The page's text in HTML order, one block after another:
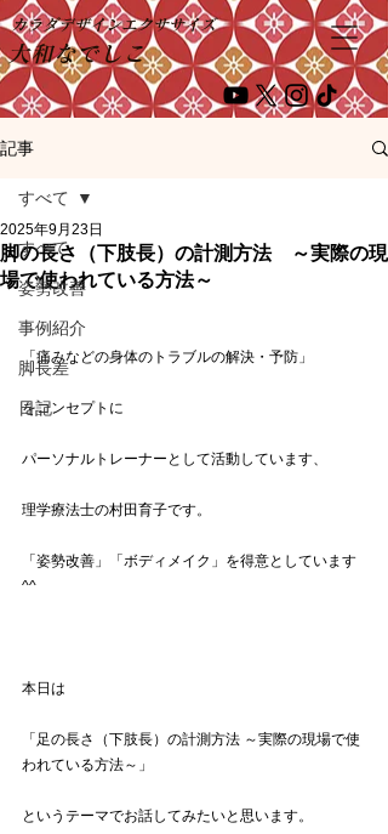
カラダデザインエクササイズ
大和なでしこ
記事
すべて
姿勢改善
事例紹介
脚長差
日記
すべて
脚の長さ（下肢長）の計測方法 ～実際の現
場で使われている方法～
2025年9月23日
「痛みなどの身体のトラブルの解決・予防」
をコンセプトに
パーソナルトレーナーとして活動しています、
理学療法士の村田育子です。
「姿勢改善」「ボディメイク」を得意としています
^^
本日は
「足の長さ（下肢長）の計測方法 ～実際の現場で使
われている方法～」
というテーマでお話してみたいと思います。